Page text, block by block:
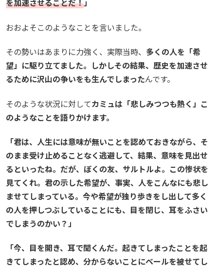
を加速させることだ！」
おおよそこのようなことを言いました。
その勢いはあまりに力強く、実際当時、 多くの人を「希
望」に駆り立てました。しかしその結果、歴史を加速させ
るために沢山の争いをも生んでしまったんです。
そのような状況に対してカミュは「悲しみつつも熱く」こ
のようなことを語りかけます。
「君は、人生には意味が無いことを認めておきながら、そ
のまま受け止めることなく逃避して、結果、意味を見出せ
るといったね。だが、ぼくの友、サルトルよ。この惨状を
見てくれ。君の示した希望が、事実、人をこんなにも悲し
ませてしまっている。今や希望が独り歩きをし出して多く
の人を押しつぶしていることにも、目を閉じ、耳をふさい
でしまうのかい？」
「今、目を開き、耳で聞くんだ。起きてしまったことを起
きてしまったと認め、分からないことにベールを被せてし